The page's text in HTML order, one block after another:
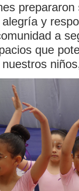
y
a
que